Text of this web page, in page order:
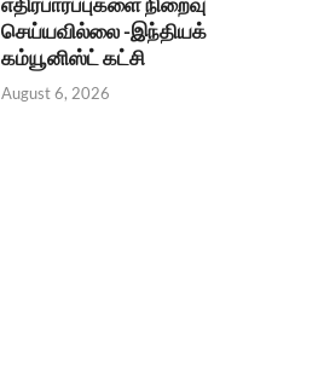
செய்யவில்லை -இந்தியக்
கம்யூனிஸ்ட் கட்சி
August 6, 2026